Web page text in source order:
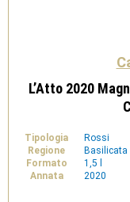
L’Atto 2020
Tipologia
Rossi
Regione
Basilicata
Formato
1,5 l
Annata
2020